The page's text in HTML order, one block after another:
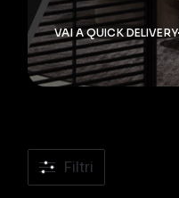
VAI A QUICK DELIVERY
Filtri